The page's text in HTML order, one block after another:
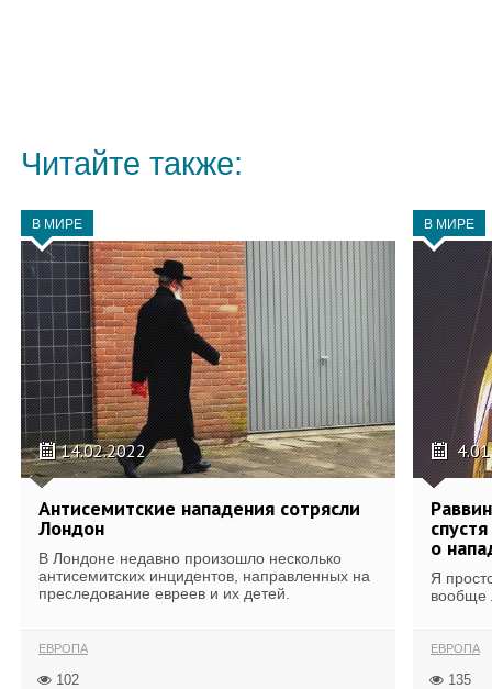
Читайте также:
В МИРЕ
14.02.2022
Антисемитские нападения сотрясли
Лондон
В Лондоне недавно произошло несколько
антисемитских инцидентов, направленных на
преследование евреев и их детей.
ЕВРОПА
102
В МИРЕ
о
Я
вообще
ЕВРОПА
135